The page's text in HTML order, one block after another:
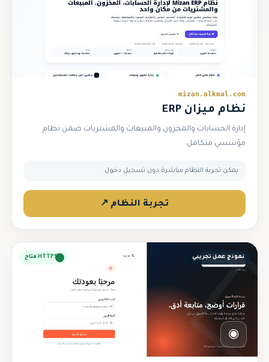
mizan.alkmal.com
نظام ميزان ERP
إدارة الحسابات والمخزون والمبيعات والمشتريات ضمن نظام
مؤسسي متكامل.
يمكن تجربة النظام مباشرة دون تسجيل دخول.
تجربة النظام ↗
نموذج عمل تجريبي HTTPS متاح
◉